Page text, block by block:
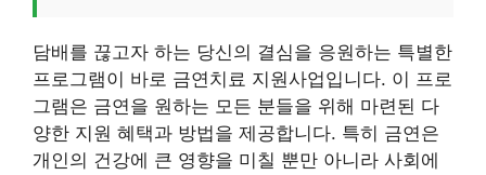
담배를 끊고자 하는 당신의 결심을 응원하는 특별한
프로그램이 바로 금연치료 지원사업입니다. 이 프로
그램은 금연을 원하는 모든 분들을 위해 마련된 다
양한 지원 혜택과 방법을 제공합니다. 특히 금연은
개인의 건강에 큰 영향을 미칠 뿐만 아니라 사회에